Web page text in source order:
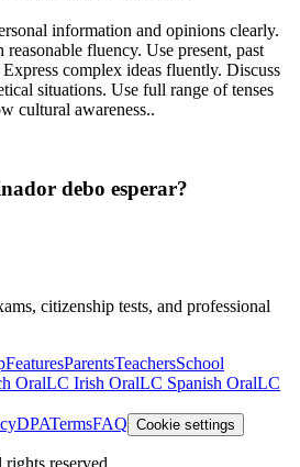
information and opinions clearly.
fluency. Use present, past
complex ideas fluently. Discuss
situations. Use full range of tenses
cultural awareness..
debo esperar?
citizenship tests, and professional
FeaturesParentsTeachersSchool
OralLC Irish OralLC Spanish OralLC
DPATermsFAQ Cookie settings
rights reserved.